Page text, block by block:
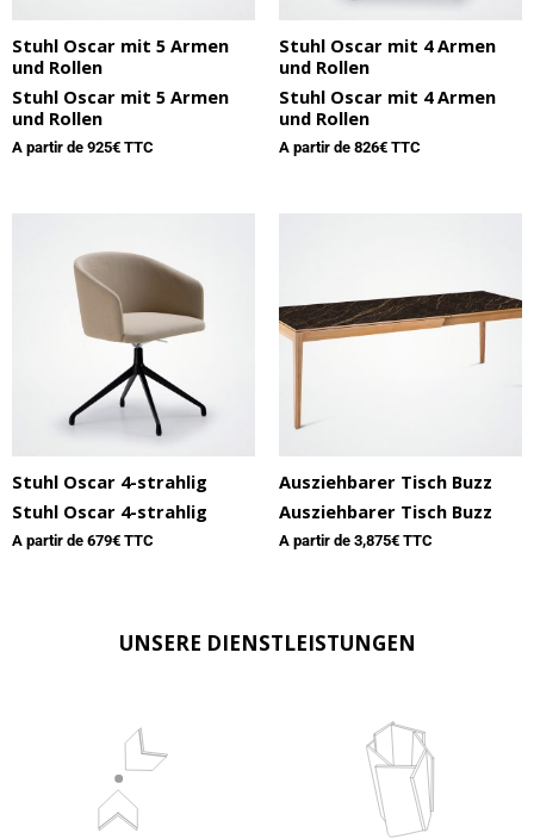
Stuhl Oscar mit 5 Armen
und Rollen
Stuhl Oscar mit 5 Armen
und Rollen
A partir de 925€ TTC
Stuhl Oscar mit 4 Armen
und Rollen
Stuhl Oscar mit 4 Armen
und Rollen
A partir de 826€ TTC
Stuhl Oscar 4-strahlig
Stuhl Oscar 4-strahlig
A partir de 679€ TTC
Ausziehbarer Tisch Buzz
Ausziehbarer Tisch Buzz
A partir de 3,875€ TTC
UNSERE DIENSTLEISTUNGEN